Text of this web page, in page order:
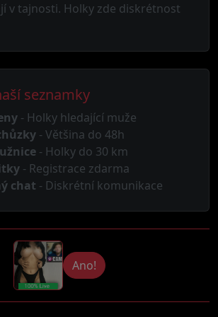
v tajnosti. Holky zde diskrétnost
seznamky
- Holky hledající muže
- Většina do 48h
- Holky do 30 km
- Registrace zdarma
chat - Diskrétní komunikace
Ano!